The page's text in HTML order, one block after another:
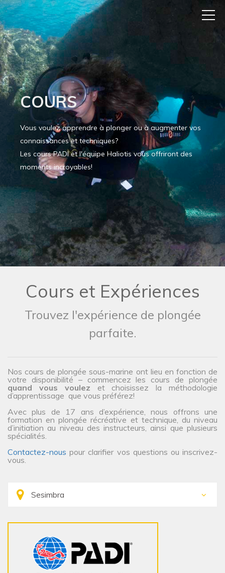
COURS
Vous voulez apprendre à plonger ou à augmenter vos
connaissances et techniques?
Les cours PADI et l'équipe Haliotis vous offriront des
moments incroyables!
Cours et Expériences
Trouvez l'expérience de plongée
parfaite.
Nos cours de plongée sous-marine ont lieu en fonction de
votre disponibilité – commencez les cours de plongée
quand vous voulez et choisissez la méthodologie
d’apprentissage que vous préférez!
Avec plus de 17 ans d’expérience, nous offrons une
formation en plongée récréative et technique, du niveau
d’initiation au niveau des instructeurs, ainsi que plusieurs
spécialités.
Contactez-nous pour clarifier vos questions ou inscrivez-
vous.